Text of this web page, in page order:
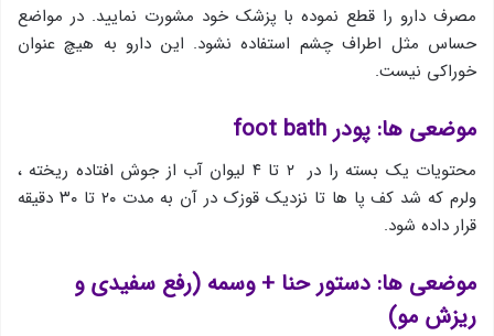
مصرف دارو را قطع نموده با پزشک خود مشورت نمایید. در مواضع
حساس مثل اطراف چشم استفاده نشود. این دارو به هیچ عنوان
خوراکی نیست.
موضعی ها: پودر foot bath
محتویات یك بسته را در ۲ تا ۴ لیوان آب از جوش افتاده ریخته ،
ولرم كه شد كف پا ها تا نزدیك قوزك در آن به مدت ۲۰ تا ۳۰ دقیقه
قرار داده شود.
موضعی ها: دستور حنا + وسمه (رفع سفیدی و
ریزش مو)